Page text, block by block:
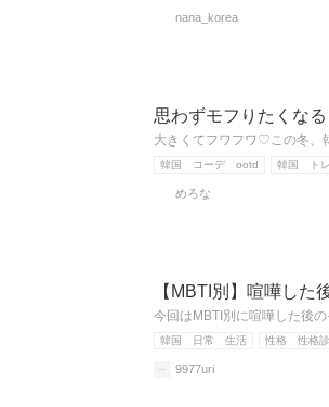
nana_korea
思わずモフりたくな
大きくてフワフワ♡この冬、
韓国 コーデ ootd 韓国 ト
めろな
【MBTI別】喧嘩した
今回はMBTI別に喧嘩した後
韓国 日常 生活 性格 性格
9977uri